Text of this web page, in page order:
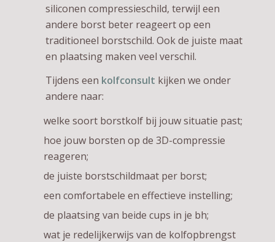
siliconen compressieschild, terwijl een
andere borst beter reageert op een
traditioneel borstschild. Ook de juiste maat
en plaatsing maken veel verschil.
Tijdens een kolfconsult kijken we onder
andere naar:
welke soort borstkolf bij jouw situatie past;
hoe jouw borsten op de 3D-compressie
reageren;
de juiste borstschildmaat per borst;
een comfortabele en effectieve instelling;
de plaatsing van beide cups in je bh;
wat je redelijkerwijs van de kolfopbrengst